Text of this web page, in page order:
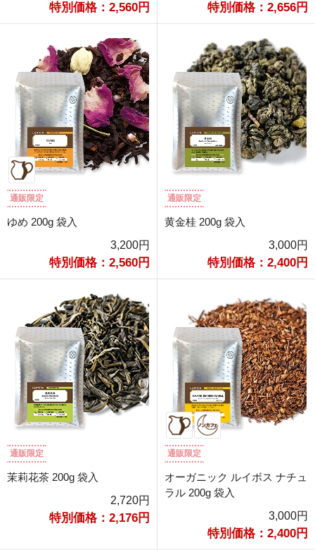
特別価格：2,560円 特別価格：2,656円
通販限定
ゆめ 200g 袋入
3,200円
特別価格：2,560円
通販限定
黄金桂 200g 袋入
3,000円
特別価格：2,400円
通販限定
茉莉花茶 200g 袋入
2,720円
特別価格：2,176円
通販限定
オーガニック ルイボス ナチュ
ラル 200g 袋入
3,000円
特別価格：2,400円